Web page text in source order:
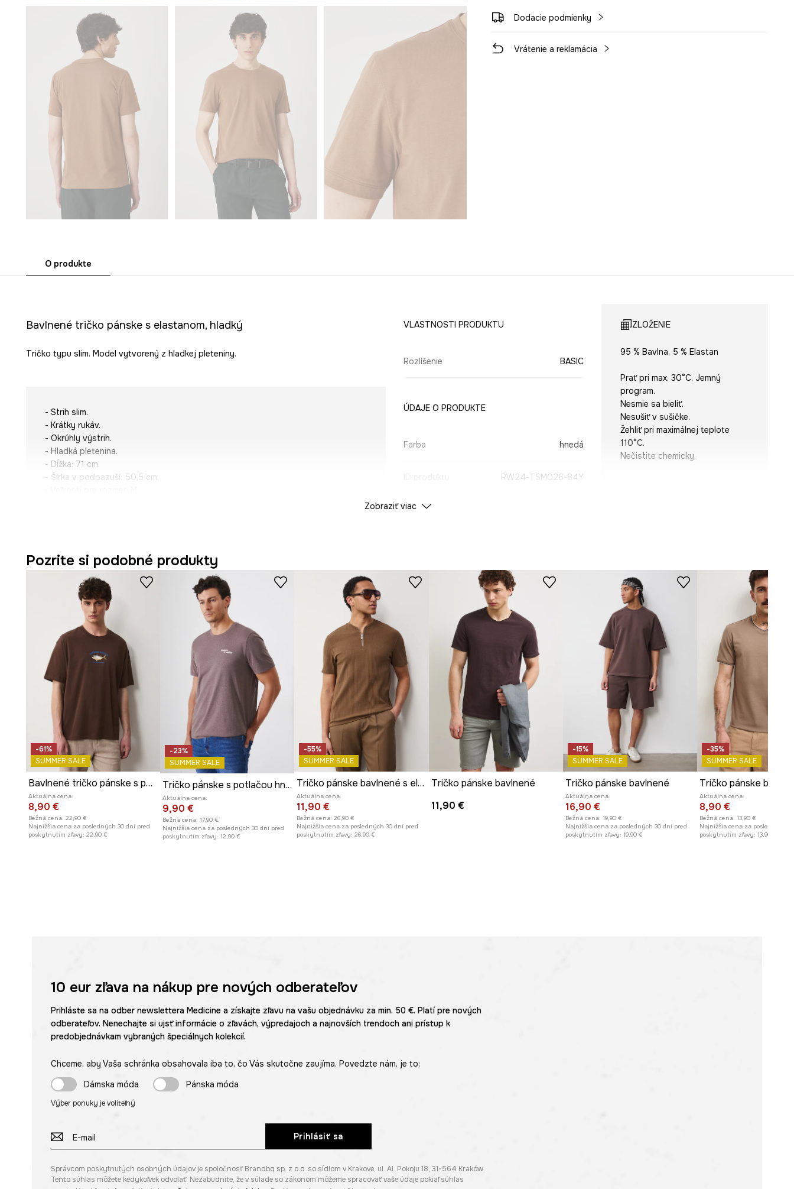
Dodacie podmienky
Vrátenie a reklamácia
O produkte
Bavlnené tričko pánske s elastanom, hladký
Tričko typu slim. Model vytvorený z hladkej pleteniny.
- Strih slim.
- Krátky rukáv.
- Okrúhly výstrih.
- Hladká pletenina.
- Dĺžka: 71 cm.
- Šírka v podpazuší: 50,5 cm.
VLASTNOSTI PRODUKTU
Rozlíšenie BASIC
ÚDAJE O PRODUKTE
Farba hnedá
RW24-TSM026-84Y
ZLOŽENIE
95 % Bavlna, 5 % Elastan
Prať pri max. 30°C. Jemný
program.
Nesmie sa bieliť.
Nesušiť v sušičke.
Žehliť pri maximálnej teplote
110°C.
Nečistite chemicky.
ROZMERY
Model je vysoký 186 cm a má na
sebe veľkosť M
Pozrite si rozmery produktu
Zobraziť viac
Pozrite si podobné produkty
-61%
SUMMER SALE
Bavlnené tričko pánske s potlačou
Aktuálna cena:
8,90 €
Bežná cena: 22,90 €
Najnižšia cena za posledných 30 dní pred
poskytnutím zľavy: 22,90 €
-23%
SUMMER SALE
Tričko pánske s potlačou hnedá farba
Aktuálna cena:
9,90 €
Bežná cena: 17,90 €
Najnižšia cena za posledných 30 dní pred
poskytnutím zľavy: 12,90 €
-55%
SUMMER SALE
Tričko pánske bavlnené s elastanom
Aktuálna cena:
11,90 €
Bežná cena: 26,90 €
Najnižšia cena za posledných 30 dní pred
poskytnutím zľavy: 26,90 €
Tričko pánske bavlnené
11,90 €
-15%
SUMMER SALE
Tričko pánske bavlnené
Aktuálna cena:
16,90 €
Bežná cena: 19,90 €
Najnižšia cena za posledných 30 dní pred
poskytnutím zľavy: 19,90 €
-35%
SUMMER SALE
Aktuálna cena:
8,90 €
Bežná cena: 13,90 €
Najnižšia cena za posledných
poskytnutím zľavy: 13,90 €
10 eurzľava na nákup pre nových odberateľov
Prihláste sa na odber newslettera Medicine a získajte zľavu na vašu objednávku za min. 50 €. Platí pre nových
odberateľov. Nenechajte si ujsť informácie o zľavách, výpredajoch a najnovších trendoch ani prístup k
predobjednávkam vybraných špeciálnych kolekcií.
Chceme, aby Vaša schránka obsahovala iba to, čo Vás skutočne zaujíma. Povedzte nám, je to:
Dámska móda
Pánska móda
Výber ponuky je voliteľný
Prihlásiť sa
Správcom poskytnutých osobných údajov je spoločnosť Brandbq sp. z o.o. so sídlom v Krakove, ul. Al. Pokoju 18, 31-564 Kraków.
Tento súhlas môžete kedykoľvek odvolať. Nezabudnite, že v súlade so zákonom môžeme spracovať vaše údaje pokiaľ súhlas